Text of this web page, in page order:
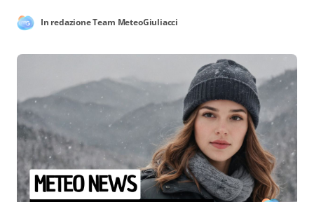
In redazione Team MeteoGiuliacci